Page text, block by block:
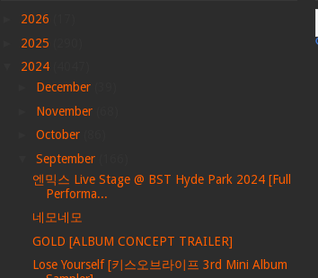
2026
2025
2024
December
November
October
September
엔믹스 Live Stage @ BST Hyde Park 2024 [Full
Performa...
네모네모
GOLD [ALBUM CONCEPT TRAILER]
Lose Yourself [키스오브라이프 3rd Mini Album